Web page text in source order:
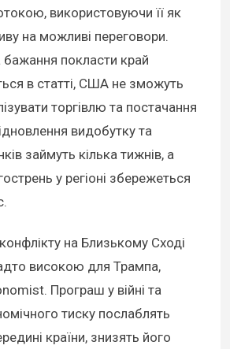
використовуючи її як
на можливі переговори.
бажання покласти край
в статті, США не зможуть
торгівлю та постачання
видобутку та
займуть кілька тижнів, а
у регіоні збережеться
на Близькому Сході
високою для Трампа,
Програш у війні та
тиску послаблять
країни, знизять його